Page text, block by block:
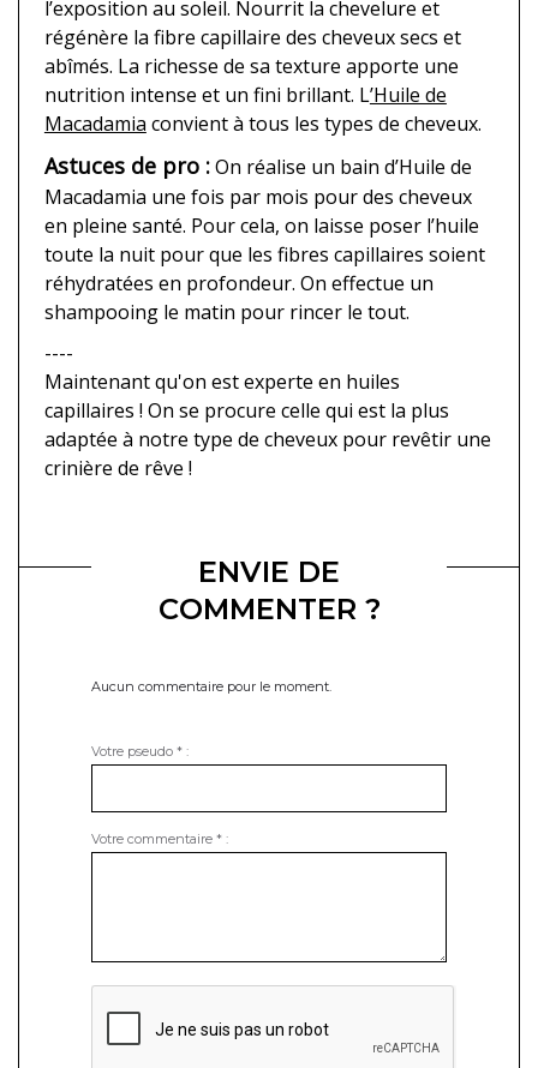
l’exposition au soleil. Nourrit la chevelure et
régénère la fibre capillaire des cheveux secs et
abîmés. La richesse de sa texture apporte une
nutrition intense et un fini brillant. L’Huile de
Macadamia convient à tous les types de cheveux.
Astuces de pro :On réalise un bain d’Huile de
Macadamia une fois par mois pour des cheveux
en pleine santé. Pour cela, on laisse poser l’huile
toute la nuit pour que les fibres capillaires soient
réhydratées en profondeur. On effectue un
shampooing le matin pour rincer le tout.
----
Maintenant qu'on est experte en huiles
capillaires ! On se procure celle qui est la plus
adaptée à notre type de cheveux pour revêtir une
crinière de rêve !
ENVIE DE
COMMENTER ?
Aucun commentaire pour le moment.
Votre pseudo * :
Votre commentaire * :